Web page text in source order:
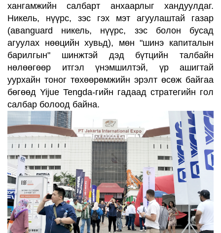
хангамжийн салбарт анхаарлыг хандуулдаг.
Никель, нүүрс, зэс гэх мэт агуулаштай газар
(авanguard никель, нүүрс, зэс болон бусад
агуулах нөөцийн хувьд), мөн "шинэ капиталын
барилгын" шинжтэй дэд бүтцийн талбайн
нөлөөгөөр итгэл үнэмшилтэй, үр ашигтай
уурхайн тоног төхөөрөмжийн эрэлт өсөж байгаа
бөгөөд Yijue Tengda-гийн гадаад стратегийн гол
салбар болоод байна.